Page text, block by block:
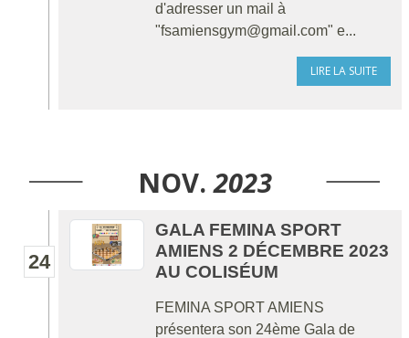
d'adresser un mail à
"fsamiensgym@gmail.com" e...
LIRE LA SUITE
NOV. 2023
24
GALA FEMINA SPORT
AMIENS 2 DÉCEMBRE 2023
AU COLISÉUM
FEMINA SPORT AMIENS
présentera son 24ème Gala de